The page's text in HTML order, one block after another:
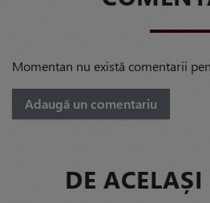
Momentan nu există comentarii
Adaugă un comentariu
DE